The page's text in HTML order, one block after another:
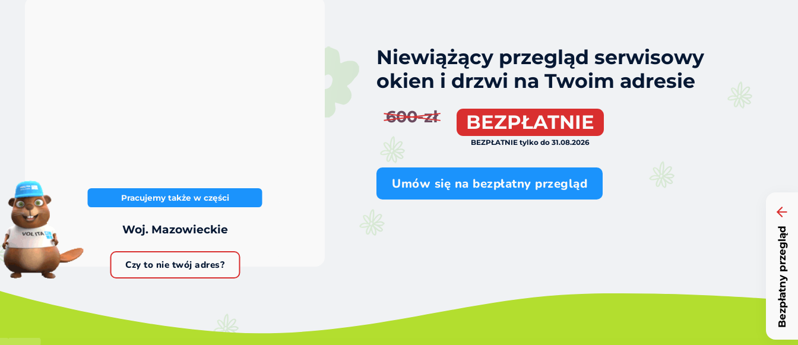
Pracujemy także w części
Woj. Mazowieckie
Czy to nie twój adres?
Niewiążący przegląd serwisowy
okien i drzwi na Twoim adresie
600-zł BEZPŁATNIE
BEZPŁATNIE tylko do 31.08.2026
Umów się na bezpłatny przegląd
Bezpłatny przegląd